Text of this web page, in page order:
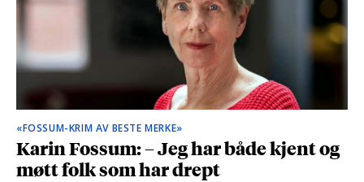
«FOSSUM-KRIM AV BESTE MERKE»
Karin Fossum: – Jeg har både kjent og
møtt folk som har drept